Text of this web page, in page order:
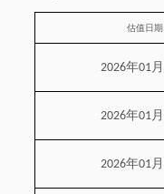
估值日期
2026年01月
2026年01月
2026年01月